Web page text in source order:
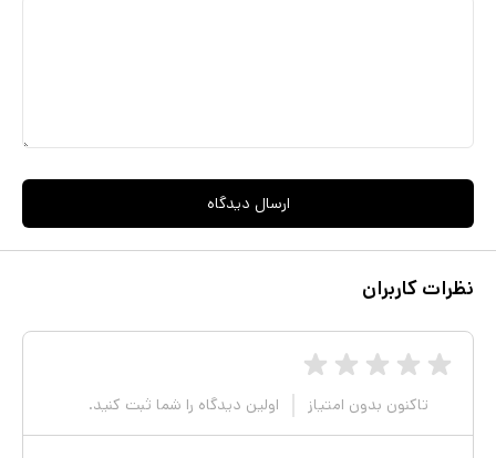
ارسال دیدگاه
نظرات کاربران
تاکنون بدون امتیاز اولین دیدگاه را شما ثبت کنید.